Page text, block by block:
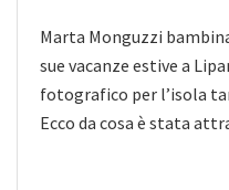
Marta Monguzzi
sue vacanze estive a
fotografico per l’isola
Ecco da cosa è stata